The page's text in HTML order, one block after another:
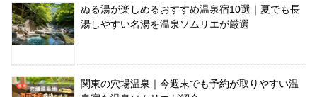
ぬる湯が楽しめるおすすめ温泉宿10選｜夏でも長
湯しやすい名湯を温泉ソムリエが厳選
関東の穴場温泉｜今週末でも予約が取りやすい温